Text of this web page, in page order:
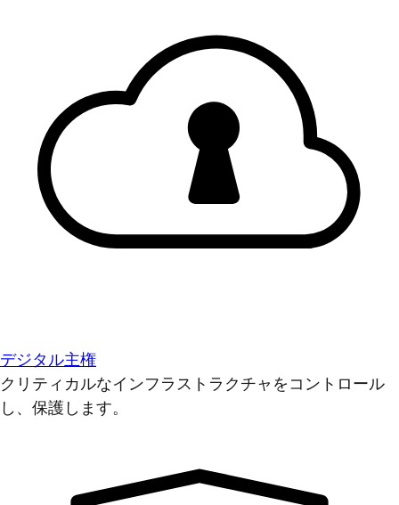
デジタル主権
クリティカルなインフラストラクチャをコントロール
し、保護します。